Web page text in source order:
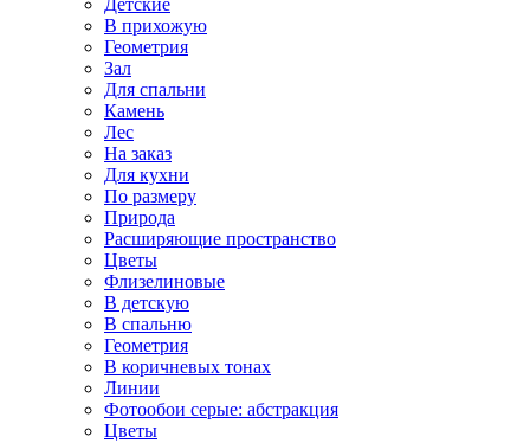
Детские
В прихожую
Геометрия
Зал
Для спальни
Камень
Лес
На заказ
Для кухни
По размеру
Природа
Расширяющие пространство
Цветы
Флизелиновые
В детскую
В спальню
Геометрия
В коричневых тонах
Линии
Фотообои серые: абстракция
Цветы